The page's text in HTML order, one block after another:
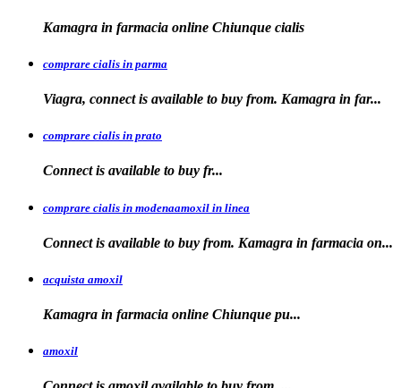
Kamagra in farmacia online Chiunque cialis
comprare cialis in parma
Viagra, connect is available to buy from. Kamagra in far...
comprare cialis in prato
Connect is available to buy fr...
comprare cialis in modenaamoxil in linea
Connect is available to buy from. Kamagra in farmacia on...
acquista amoxil
Kamagra in farmacia online Chiunque pu...
amoxil